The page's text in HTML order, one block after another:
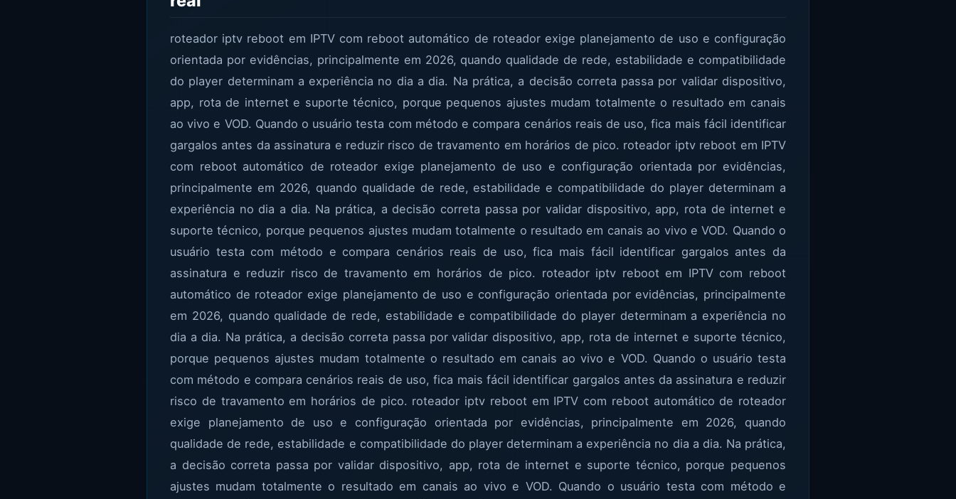
roteador iptv reboot em IPTV com reboot automático de roteador exige planejamento de uso e configuração
orientada por evidências, principalmente em 2026, quando qualidade de rede, estabilidade e compatibilidade
do player determinam a experiência no dia a dia. Na prática, a decisão correta passa por validar dispositivo,
app, rota de internet e suporte técnico, porque pequenos ajustes mudam totalmente o resultado em canais
ao vivo e VOD. Quando o usuário testa com método e compara cenários reais de uso, fica mais fácil identificar
gargalos antes da assinatura e reduzir risco de travamento em horários de pico. roteador iptv reboot em IPTV
com reboot automático de roteador exige planejamento de uso e configuração orientada por evidências,
principalmente em 2026, quando qualidade de rede, estabilidade e compatibilidade do player determinam a
experiência no dia a dia. Na prática, a decisão correta passa por validar dispositivo, app, rota de internet e
suporte técnico, porque pequenos ajustes mudam totalmente o resultado em canais ao vivo e VOD. Quando o
usuário testa com método e compara cenários reais de uso, fica mais fácil identificar gargalos antes da
assinatura e reduzir risco de travamento em horários de pico. roteador iptv reboot em IPTV com reboot
automático de roteador exige planejamento de uso e configuração orientada por evidências, principalmente
em 2026, quando qualidade de rede, estabilidade e compatibilidade do player determinam a experiência no
dia a dia. Na prática, a decisão correta passa por validar dispositivo, app, rota de internet e suporte técnico,
porque pequenos ajustes mudam totalmente o resultado em canais ao vivo e VOD. Quando o usuário testa
com método e compara cenários reais de uso, fica mais fácil identificar gargalos antes da assinatura e reduzir
risco de travamento em horários de pico. roteador iptv reboot em IPTV com reboot automático de roteador
exige planejamento de uso e configuração orientada por evidências, principalmente em 2026, quando
qualidade de rede, estabilidade e compatibilidade do player determinam a experiência no dia a dia. Na prática,
a decisão correta passa por validar dispositivo, app, rota de internet e suporte técnico, porque pequenos
ajustes mudam totalmente o resultado em canais ao vivo e VOD. Quando o usuário testa com método e